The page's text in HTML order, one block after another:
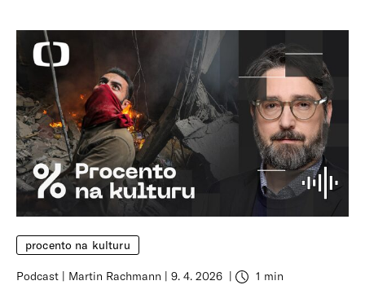
procento na kulturu
Podcast Martin Rachmann 9. 4. 2026 1 min